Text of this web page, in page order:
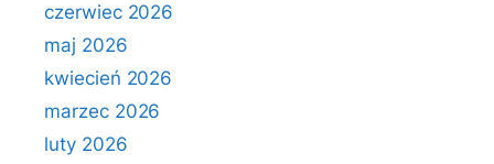
czerwiec 2026
maj 2026
kwiecień 2026
marzec 2026
luty 2026